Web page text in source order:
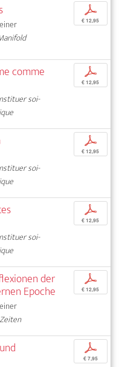
p
€ 12,95
comme
soi-
p
€ 12,95
soi-
p
€ 12,95
soi-
p
€ 12,95
der
Epoche
p
€ 12,95
p
€ 7,95